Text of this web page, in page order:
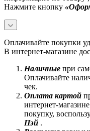
Нажмите кнопку
Оплачивайте покупки
В интернет-магазине
Наличные при
Оплачивайте
чек.
Оплата картой
интернет-
покупку,
Пэй .